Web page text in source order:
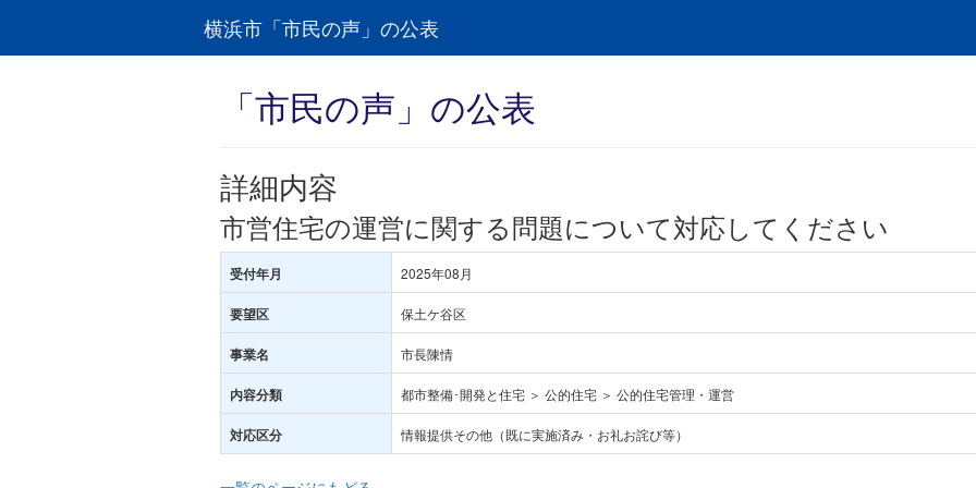
横浜市「市民の声」の公表
「市民の声」の公表
詳細内容
市営住宅の運営に関する問題について対応してください
受付年月 2025年08月
要望区 保土ケ谷区
事業名 市長陳情
内容分類 都市整備･開発と住宅 ＞ 公的住宅 ＞ 公的住宅管理・運営
対応区分 情報提供その他（既に実施済み・お礼お詫び等）